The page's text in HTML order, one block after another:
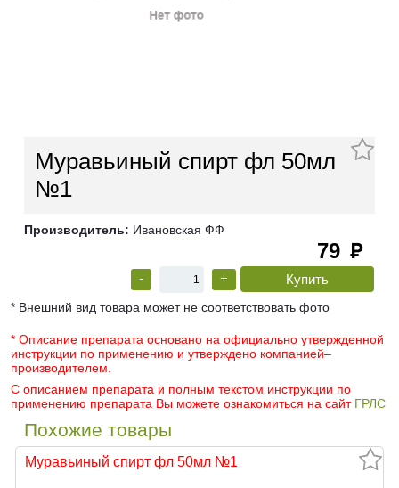
Муравьиный спирт фл 50мл
№1
Производитель: Ивановская ФФ
79 руб
- +
* Внешний вид товара может не соответствовать фото
* Описание препарата основано на официально утвержденной
инструкции по применению и утверждено компанией–
производителем.
С описанием препарата и полным текстом инструкции по
применению препарата Вы можете ознакомиться на сайт ГРЛС
Похожие товары
Муравьиный спирт фл 50мл №1